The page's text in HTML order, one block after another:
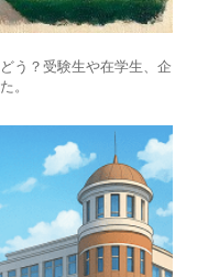
う？受験生や在学生、企
。